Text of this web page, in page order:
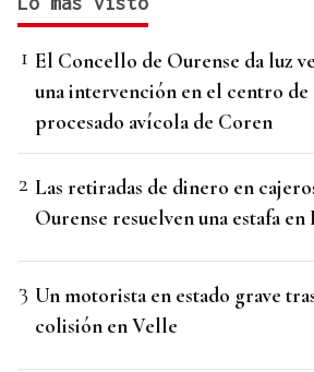
El Concello de Ourense da luz
una intervención en el centro de
procesado avícola de Coren
Las retiradas de dinero en
Ourense resuelven una estafa en
Un motorista en estado grave
colisión en Velle